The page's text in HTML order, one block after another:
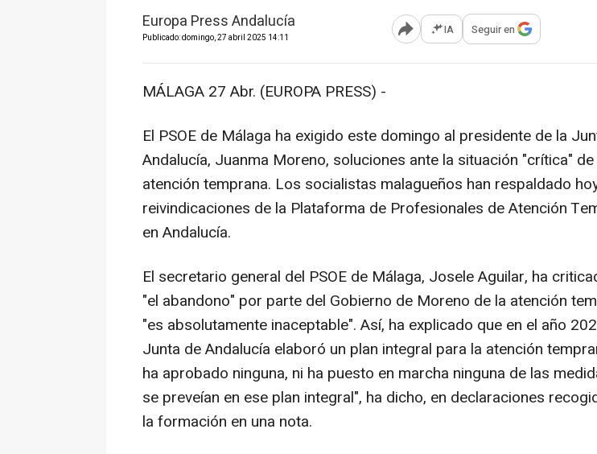
Europa Press Andalucía
Publicado: domingo, 27 abril 2025 14:11 Abrir opciones para compartir
IA Seguir en
MÁLAGA 27 Abr. (EUROPA PRESS) -
El PSOE de Málaga ha exigido este domingo al presidente de la
Andalucía, Juanma Moreno, soluciones ante la situación "crítica" de
atención temprana. Los socialistas malagueños han respaldado
reivindicaciones de la Plataforma de Profesionales de Atención
en Andalucía.
El secretario general del PSOE de Málaga, Josele Aguilar, ha
"el abandono" por parte del Gobierno de Moreno de la atención
"es absolutamente inaceptable". Así, ha explicado que en el año
Junta de Andalucía elaboró un plan integral para la atención
ha aprobado ninguna, ni ha puesto en marcha ninguna de las
se preveían en ese plan integral", ha dicho, en declaraciones
la formación en una nota.